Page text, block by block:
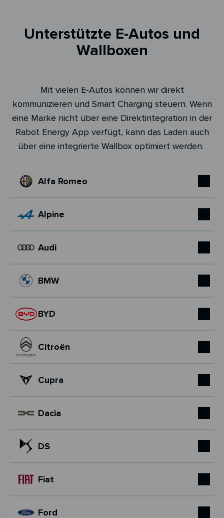
Unterstützte E-Autos und
Wallboxen
Mit vielen E-Autos können wir direkt
kommunizieren und Smart Charging steuern. Wenn
eine Marke nicht über eine Direktintegration in der
Rabot Energy App verfügt, kann das Laden auch
über eine integrierte Wallbox optimiert werden.
Alfa Romeo
Alpine
Audi
BMW
BYD
Citroën
Cupra
Dacia
DS
Fiat
Ford